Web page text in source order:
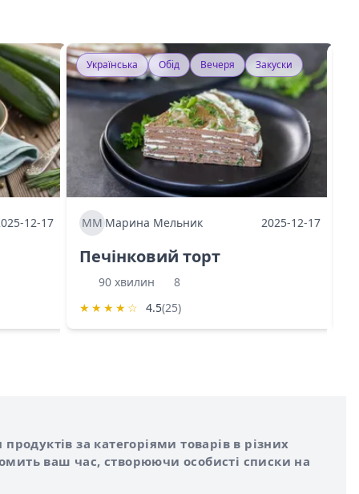
12-17
Українська Обід Вечеря Закуски
МММарина Мельник 2025-12-17
Печінковий торт
90 хвилин
8
★ ★ ★ ★ ☆ 4.5(25)
за категоріями товарів в різних
ваш час, створюючи особисті списки на